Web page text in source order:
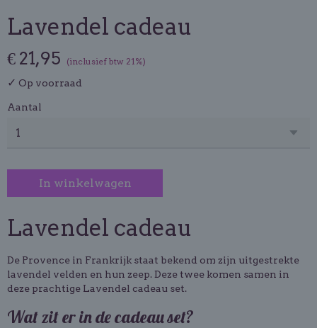
Lavendel cadeau
€ 21,95 (inclusief btw 21%)
✓ Op voorraad
Aantal
In winkelwagen
Lavendel cadeau
De Provence in Frankrijk staat bekend om zijn uitgestrekte
lavendel velden en hun zeep. Deze twee komen samen in
deze prachtige Lavendel cadeau set.
Wat zit er in de cadeau set?